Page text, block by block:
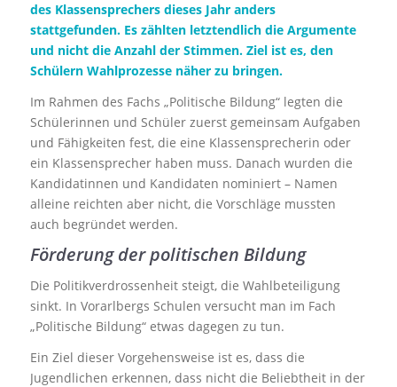
des Klassensprechers dieses Jahr anders
stattgefunden. Es zählten letztendlich die Argumente
und nicht die Anzahl der Stimmen. Ziel ist es, den
Schülern Wahlprozesse näher zu bringen.
Im Rahmen des Fachs „Politische Bildung“ legten die
Schülerinnen und Schüler zuerst gemeinsam Aufgaben
und Fähigkeiten fest, die eine Klassensprecherin oder
ein Klassensprecher haben muss. Danach wurden die
Kandidatinnen und Kandidaten nominiert – Namen
alleine reichten aber nicht, die Vorschläge mussten
auch begründet werden.
Förderung der politischen Bildung
Die Politikverdrossenheit steigt, die Wahlbeteiligung
sinkt. In Vorarlbergs Schulen versucht man im Fach
„Politische Bildung“ etwas dagegen zu tun.
Ein Ziel dieser Vorgehensweise ist es, dass die
Jugendlichen erkennen, dass nicht die Beliebtheit in der